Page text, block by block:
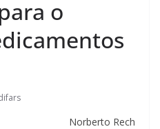
o
Norberto Rech